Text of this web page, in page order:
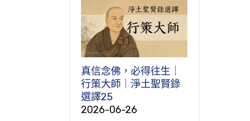
真信念佛，必得往生｜
行策大師｜淨土聖賢錄
選譯25
2026-06-26